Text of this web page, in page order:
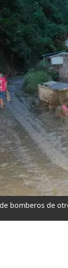
bomberos de